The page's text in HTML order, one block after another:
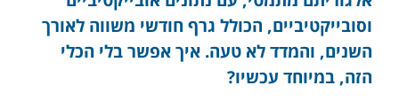
וסובייקטיביים, הכולל גרף חודשי משווה לאורך
השנים, והמדד לא טעה. איך אפשר בלי הכלי
הזה, במיוחד עכשיו?